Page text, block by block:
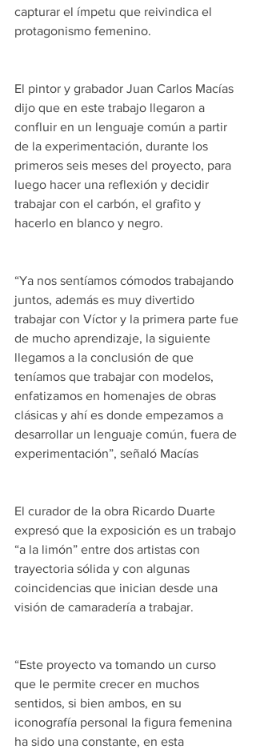
capturar el ímpetu que reivindica el
protagonismo femenino.
El pintor y grabador Juan Carlos Macías
dijo que en este trabajo llegaron a
confluir en un lenguaje común a partir
de la experimentación, durante los
primeros seis meses del proyecto, para
luego hacer una reflexión y decidir
trabajar con el carbón, el grafito y
hacerlo en blanco y negro.
“Ya nos sentíamos cómodos trabajando
juntos, además es muy divertido
trabajar con Víctor y la primera parte fue
de mucho aprendizaje, la siguiente
llegamos a la conclusión de que
teníamos que trabajar con modelos,
enfatizamos en homenajes de obras
clásicas y ahí es donde empezamos a
desarrollar un lenguaje común, fuera de
experimentación”, señaló Macías
El curador de la obra Ricardo Duarte
expresó que la exposición es un trabajo
“a la limón” entre dos artistas con
trayectoria sólida y con algunas
coincidencias que inician desde una
visión de camaradería a trabajar.
“Este proyecto va tomando un curso
que le permite crecer en muchos
sentidos, si bien ambos, en su
iconografía personal la figura femenina
ha sido una constante, en esta